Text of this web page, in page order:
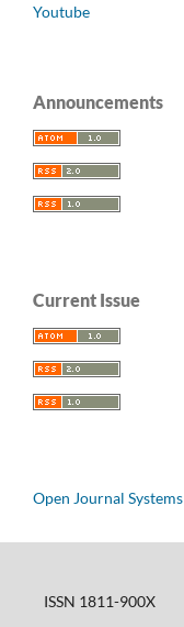
Youtube
Announcements
Current Issue
Open Journal Systems
ISSN 1811-900X